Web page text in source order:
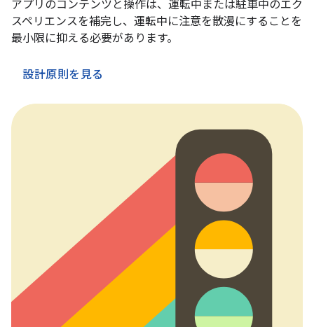
アプリのコンテンツと操作は、運転中または駐車中のエク
スペリエンスを補完し、運転中に注意を散漫にすることを
最小限に抑える必要があります。
設計原則を見る